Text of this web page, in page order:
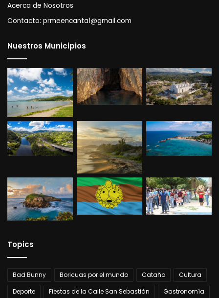
Acerca de Nosotros
Contacto: prmeencanta1@gmail.com
Nuestros Municipios
Topics
Bad Bunny Boricuas por el mundo Cataño
Cultura
Deporte
Fiestas de la Calle San Sebastián Gastronomía